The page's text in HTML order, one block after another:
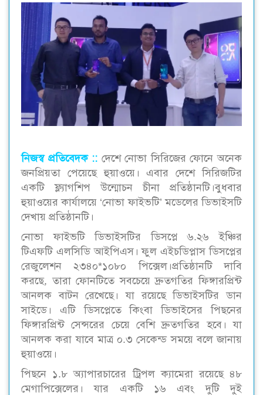
নিজস্ব প্রতিবেদক :: দেশে নোভা সিরিজের ফোনে অনেক
জনপ্রিয়তা পেয়েছে হুয়াওয়ে। এবার দেশে সিরিজটির
একটি ফ্ল্যাগশিপ উন্মোচন চীনা প্রতিষ্ঠানটি।বুধবার
হুয়াওয়ের কার্যালয়ে ‘নোভা ফাইভটি’ মডেলের ডিভাইসটি
দেখায় প্রতিষ্ঠানটি।
নোভা ফাইভটি ডিভাইসটির ডিসপ্লে ৬.২৬ ইঞ্চির
টিএফটি এলসিডি আইপিএস। ফুল এইচডিপ্লাস ডিসপ্লের
রেজুলেশন ২৩৪০*১০৮০ পিক্সেল।প্রতিষ্ঠানটি দাবি
করছে, তারা ফোনটিতে সবচেয়ে দ্রুতগতির ফিঙ্গারপ্রিন্ট
আনলক বাটন রেখেছে। যা রয়েছে ডিভাইসটির ডান
সাইডে। এটি ডিসপ্লেতে কিংবা ডিভাইসের পিছনের
ফিঙ্গারপ্রিন্ট সেন্সরের চেয়ে বেশি দ্রুতগতির হবে। যা
আনলক করা যাবে মাত্র ০.৩ সেকেন্ড সময়ে বলে জানায়
হুয়াওয়ে।
পিছনে ১.৮ অ্যাপারচারের ট্রিপল ক্যামেরা রয়েছে ৪৮
মেগাপিক্সেলের। যার একটি ১৬ এবং দুটি দুই